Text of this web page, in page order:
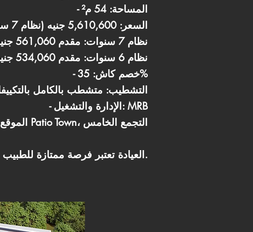
- المساحة: 54 م²
- السعر: 5,610,600 جنيه (نظام 7 سنوات) أو 5,340,600 جنيه (نظام 6 سنوات)
- نظام 7 سنوات: مقدم 561,060 جنيه، قسط شهري 60,113 جنيه
- نظام 6 سنوات: مقدم 534,060 جنيه، قسط شهري 66,757 جنيه
- خصم كاش: 35%
- التشطيب: متشطب بالكامل
- الإدارة والتشغيل: MRB
- الموقع: محور الجزيرة، أمام Patio Town، التجمع الخامس
العيادة تعتبر فرصة ممتازة للطبيب اللي محتاج افتتاح فوري بمساحة متكاملة وتشغيل احترافي.